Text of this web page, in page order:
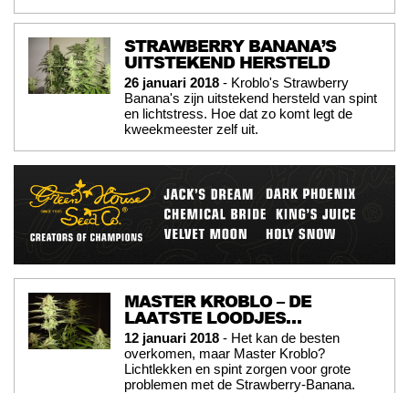
STRAWBERRY BANANA’S
UITSTEKEND HERSTELD
26 januari 2018 - Kroblo's Strawberry
Banana's zijn uitstekend hersteld van spint
en lichtstress. Hoe dat zo komt legt de
kweekmeester zelf uit.
MASTER KROBLO – DE
LAATSTE LOODJES…
12 januari 2018 - Het kan de besten
overkomen, maar Master Kroblo?
Lichtlekken en spint zorgen voor grote
problemen met de Strawberry-Banana.